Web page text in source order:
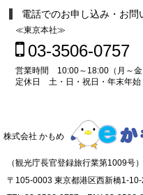
電話でのお申し込み・お問
≪東京本社≫
03-3506-0757
営業時間 10:00～18:00（月～金
定休日 土・日・祝日・年末年始
株式会社 かもめ
（観光庁長官登録旅行業第1009号）
〒105-0003 東京都港区西新橋1-